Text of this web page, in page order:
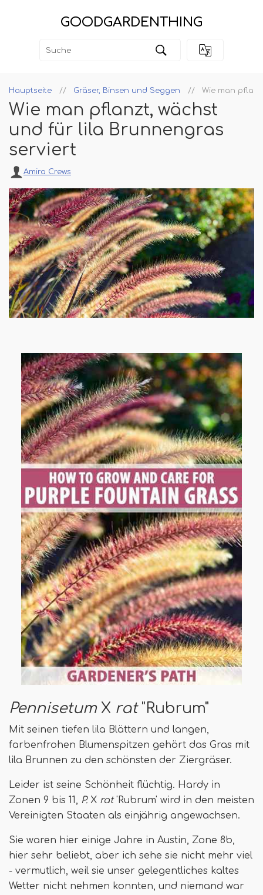
GOODGARDENTHING
Hauptseite Gräser, Binsen und Seggen Wie man
Wie man pflanzt, wächst
und für lila Brunnengras
serviert
Amira Crews
Pennisetum X rat"Rubrum"
Mit seinen tiefen lila Blättern und langen,
farbenfrohen Blumenspitzen gehört das Gras mit
lila Brunnen zu den schönsten der Ziergräser.
Leider ist seine Schönheit flüchtig. Hardy in
Zonen 9 bis 11, P.X rat'Rubrum' wird in den meisten
Vereinigten Staaten als einjährig angewachsen.
Sie waren hier einige Jahre in Austin, Zone 8b,
hier sehr beliebt, aber ich sehe sie nicht mehr viel
- vermutlich, weil sie unser gelegentliches kaltes
Wetter nicht nehmen konnten, und niemand war